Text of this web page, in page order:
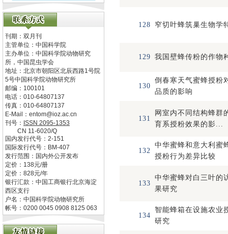
刊期：双月刊
主管单位： 中国科学院
主办单位： 中国科学院动物研究
所，中国昆虫学会
地址： 北京市朝阳区北辰西路1号院
5号中国科学院动物研究所
邮编： 100101
电话： 010-64807137
传真： 010-64807137
E-Mail： entom@ioz.ac.cn
刊号： ISSN 2095-1353
CN 11-6020/Q
国内发行代号： 2-151
国际发行代号： BM-407
发行范围：国内外公开发布
定价： 138元/册
定价： 828元/年
银行汇款：中国工商银行北京海淀
西区支行
户名：中国科学院动物研究所
帐号：0200 0045 0908 8125 063
128 窄切叶蜂筑巢生物学
129 我国壁蜂传粉的作物
130
倒春寒天气蜜蜂授粉
品质的影响
131
网室内不同结构蜂群
育系授粉效果的影...
132
中华蜜蜂和意大利蜜
授粉行为差异比较
133
中华蜜蜂对白三叶的
果研究
134
智能蜂箱在设施农业
研究